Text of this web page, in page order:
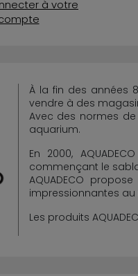
à votre
À la fin des années
vendre à des
Avec des normes de
aquarium.
En 2000,
commençant le
AQUADECO
impressionnantes
Les produits